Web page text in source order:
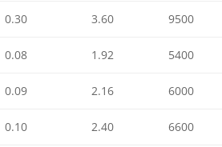
0.30 3.60 9500
0.08 1.92 5400
0.09 2.16 6000
0.10 2.40 6600